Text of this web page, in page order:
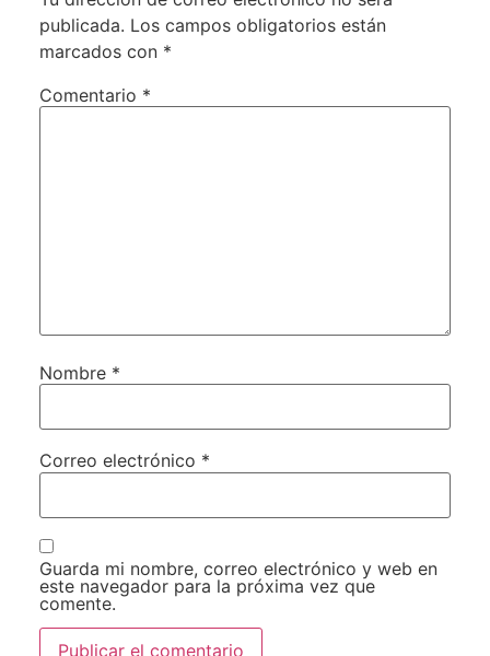
publicada. Los campos obligatorios están
marcados con *
Comentario *
Nombre *
Correo electrónico *
Guarda mi nombre, correo electrónico y web en
este navegador para la próxima vez que
comente.